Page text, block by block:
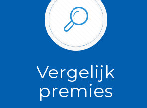
Vergelijk
premies